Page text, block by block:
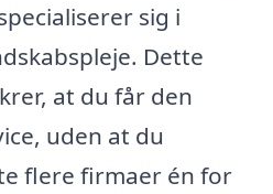
sig i
Dette
at du får den
uden at du
flere firmaer én for